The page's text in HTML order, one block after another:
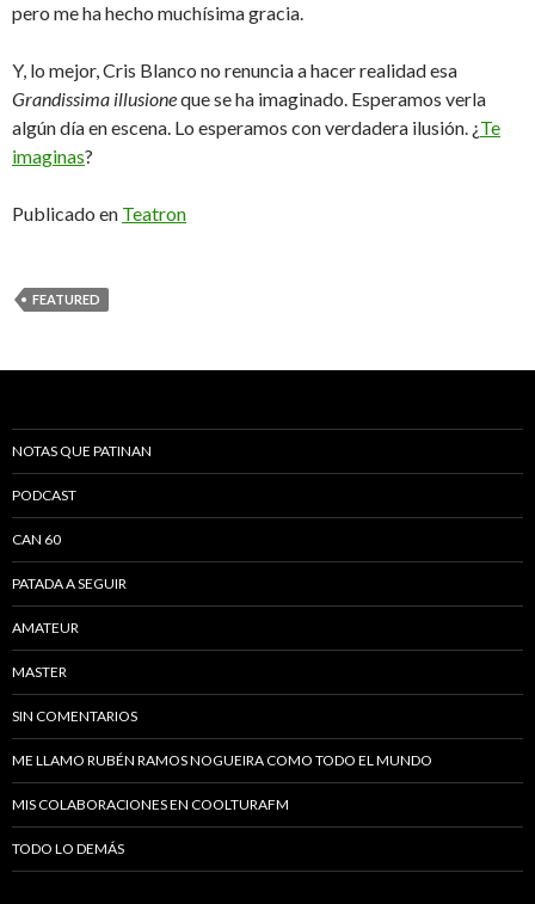
pero me ha hecho muchísima gracia.
Y, lo mejor, Cris Blanco no renuncia a hacer realidad esa
Grandissima illusioneque se ha imaginado. Esperamos verla
algún día en escena. Lo esperamos con verdadera ilusión. ¿Te
imaginas?
Publicado en Teatron
FEATURED
NOTAS QUE PATINAN
PODCAST
CAN 60
PATADA A SEGUIR
AMATEUR
MASTER
SIN COMENTARIOS
ME LLAMO RUBÉN RAMOS NOGUEIRA COMO TODO EL MUNDO
MIS COLABORACIONES EN COOLTURAFM
TODO LO DEMÁS